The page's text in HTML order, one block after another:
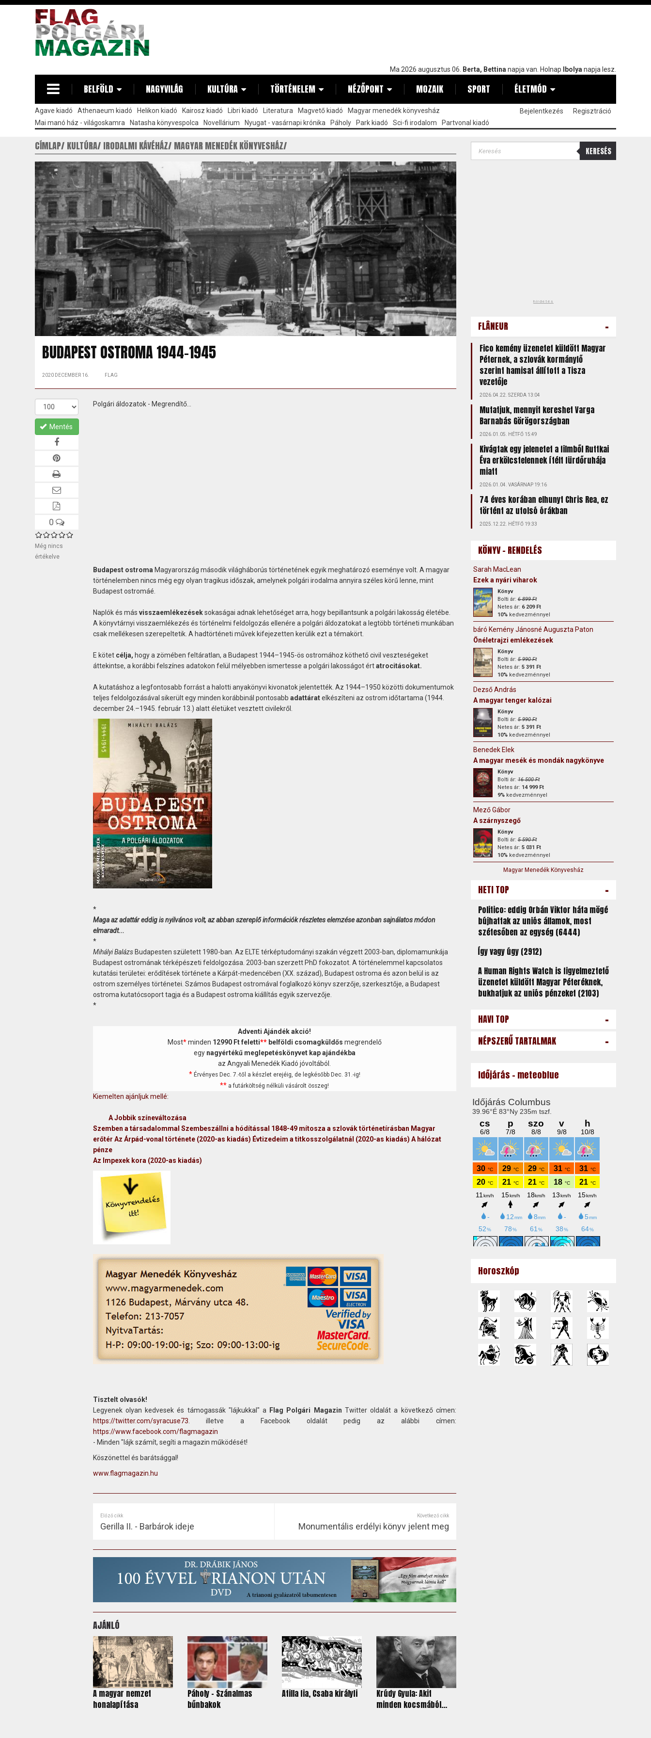
Ma 2026 augusztus 06. Berta, Bettina napja van. Holnap Ibolya napja lesz.
BELFÖLD NAGYVILÁG KULTÚRA TÖRTÉNELEM NÉZŐPONT MOZAIK SPORT ÉLETMÓD
Agave kiadó Athenaeum kiadó Helikon kiadó Kairosz kiadó Libri kiadó Literatura Magvető kiadó
Magyar menedék könyvesház
Mai manó ház - világoskamra
Natasha könyvespolca Novellárium Nyugat - vasárnapi krónika Páholy Park kiadó Sci-fi irodalom Partvonal kiadó
Bejelentkezés Regisztráció
CÍMLAP KULTÚRA IRODALMI KÁVÉHÁZ MAGYAR MENEDÉK KÖNYVESHÁZ
BUDAPEST OSTROMA 1944-1945
2020 DECEMBER 16. FLAG
Mentés
0
Még nincs
értékelve
Polgári áldozatok - Megrendítő...
Budapest ostroma Magyarország második világháborús történetének egyik meghatározó eseménye volt. A magyar
történelemben nincs még egy olyan tragikus időszak, amelynek polgári irodalma annyira széles körű lenne, mint
Budapest ostromáé.
Naplók és más visszaemlékezéseksokaságai adnak lehetőséget arra, hogy bepillantsunk a polgári lakosság életébe.
A könyvtárnyi visszaemlékezés és történelmi feldolgozás ellenére a polgári áldozatokat a legtöbb történeti munkában
csak mellékesen szerepeltetik. A hadtörténeti művek kifejezetten kerülik ezt a témakört.
E kötet célja, hogy a zömében feltáratlan, a Budapest 1944–1945-ös ostromához köthető civil veszteségeket
áttekintse, a korábbi felszínes adatokon felül mélyebben ismertesse a polgári lakosságot értatrocitásokat.
A kutatáshoz a legfontosabb forrást a halotti anyakönyvi kivonatok jelentették. Az 1944–1950 közötti dokumentumok
teljes feldolgozásával sikerült egy minden korábbinál pontosabb adattáratelkészíteni az ostrom időtartama (1944.
december 24.–1945. február 13.) alatt életüket vesztett civilekről.
*
Maga az adattár eddig is nyilvános volt, az abban szereplő információk részletes elemzése azonban sajnálatos módon
elmaradt...
*
Mihályi BalázsBudapesten született 1980-ban. Az ELTE térképtudományi szakán végzett 2003-ban, diplomamunkája
Budapest ostromának térképészeti feldolgozása. 2003-ban szerzett PhD fokozatot. A történelemmel kapcsolatos
kutatási területei: erődítések története a Kárpát-medencében (XX. század), Budapest ostroma és azon belül is az
ostrom személyes történetei. Számos Budapest ostromával foglalkozó könyv szerzője, szerkesztője, a Budapest
ostroma kutatócsoport tagja és a Budapest ostroma kiállítás egyik szervezője.
*
Adventi Ajándék akció!
Most*minden 12990 Ft feletti**belföldi csomagküldős megrendelő
egy nagyértékű meglepetéskönyvet kap ajándékba
az Angyali Menedék Kiadó jóvoltából.
* Érvényes Dec. 7.-től a készlet erejéig, de legkésőbb Dec. 31.-ig!
** a futárköltség nélküli vásárolt összeg!
Kiemelten ajánljuk mellé:
A Jobbik színeváltozása
Szemben a társadalommal Szembeszállni a hódítással 1848-49 mítosza a szlovák történetírásban Magyar
erőtér Az Árpád-vonal története (2020-as kiadás) Évtizedeim a titkosszolgálatnál (2020-as kiadás) A hálózat
pénze
Az Impexek kora (2020-as kiadás)
Tisztelt olvasók!
Legyenek olyan kedvesek és támogassák "lájkukkal" a
Flag Polgári Magazin Twitter oldalát a következő címen:
https://twitter.com/syracuse73 . illetve a Facebook oldalát pedig az alábbi címen:
https://www.facebook.com/flagmagazin
- Minden "lájk számít, segíti a magazin működését!
Köszönettel és barátsággal!
www.flagmagazin.hu
Előző cikk
Gerilla II. - Barbárok ideje
Következő cikk
Monumentális erdélyi könyv jelent meg
AJÁNLÓ
A magyar nemzet
honalapítása
Páholy - Szánalmas
bűnbakok
Atilla fia, Csaba királyfi
Krúdy Gyula: Akit
minden kocsmából...
KERESÉS
hirdetés
FLÂNEUR -
Fico kemény üzenetet küldött Magyar
Péternek, a szlovák kormányfő
szerint hamisat állított a Tisza
vezetője
2026.04.22. SZERDA 13:04
Mutatjuk, mennyit kereshet Varga
Barnabás Görögországban
2026.01.05. HÉTFŐ 15:49
Kivágtak egy jelenetet a filmből Ruttkai
Éva erkölcstelennek ítélt fürdőruhája
miatt
2026.01.04. VASÁRNAP 19:16
74 éves korában elhunyt Chris Rea, ez
történt az utolsó órákban
2025.12.22. HÉTFŐ 19:33
KÖNYV - RENDELÉS
Sarah MacLean
Ezek a nyári viharok
Könyv
Bolti ár:6 899 Ft
Netes ár: 6 209 Ft
10%kedvezménnyel
báró Kemény Jánosné Auguszta Paton
Önéletrajzi emlékezések
Könyv
Bolti ár:5 990 Ft
Netes ár: 5 391 Ft
10%kedvezménnyel
Dezső András
A magyar tenger kalózai
Könyv
Bolti ár:5 990 Ft
Netes ár: 5 391 Ft
10%kedvezménnyel
Benedek Elek
A magyar mesék és mondák nagykönyve
Könyv
Bolti ár:16 500 Ft
Netes ár: 14 999 Ft
9%kedvezménnyel
Mező Gábor
A szárnyszegő
Könyv
Bolti ár:5 590 Ft
Netes ár: 5 031 Ft
10%kedvezménnyel
Magyar Menedék Könyvesház
HETI TOP -
Politico: eddig Orbán Viktor háta mögé
bújhattak az uniós államok, most
szétesőben az egység (6444)
Így vagy úgy (2912)
A Human Rights Watch is figyelmeztető
üzenetet küldött Magyar Péteréknek,
bukhatjuk az uniós pénzeket (2103)
HAVI TOP -
NÉPSZERŰ TARTALMAK -
Időjárás - meteoblue
Horoszkóp